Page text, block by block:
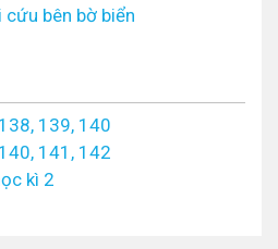
cứu bên bờ biển
139, 140
141, 142
kì 2